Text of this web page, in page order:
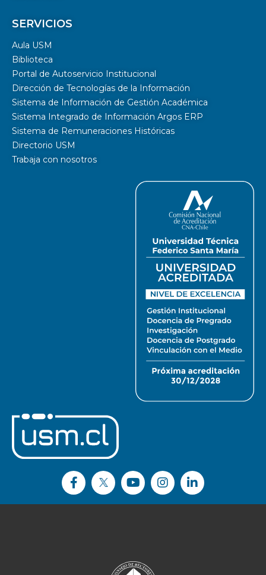
SERVICIOS
Aula USM
Biblioteca
Portal de Autoservicio Institucional
Dirección de Tecnologías de la Información
Sistema de Información de Gestión Académica
Sistema Integrado de Información Argos ERP
Sistema de Remuneraciones Históricas
Directorio USM
Trabaja con nosotros